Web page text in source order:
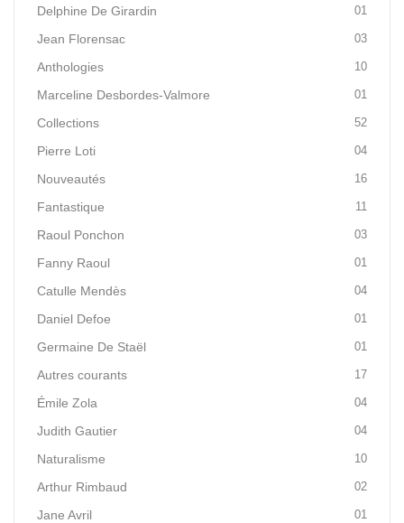
Delphine De Girardin 01
Jean Florensac 03
Anthologies 10
Marceline Desbordes-Valmore 01
Collections 52
Pierre Loti 04
Nouveautés 16
Fantastique 11
Raoul Ponchon 03
Fanny Raoul 01
Catulle Mendès 04
Daniel Defoe 01
Germaine De Staël 01
Autres courants 17
Émile Zola 04
Judith Gautier 04
Naturalisme 10
Arthur Rimbaud 02
Jane Avril 01